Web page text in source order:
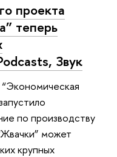
проекта
теперь
Звук
по производству
может
крупных